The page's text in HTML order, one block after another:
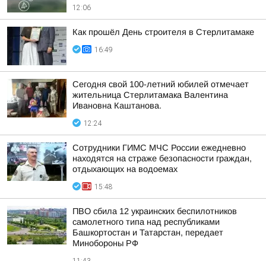
12:06
Как прошёл День строителя в Стерлитамаке
16:49
Сегодня свой 100-летний юбилей отмечает
жительница Стерлитамака Валентина
Ивановна Каштанова.
12:24
Сотрудники ГИМС МЧС России ежедневно
находятся на страже безопасности граждан,
отдыхающих на водоемах
15:48
ПВО сбила 12 украинских беспилотников
самолетного типа над республиками
Башкортостан и Татарстан, передает
Минобороны РФ